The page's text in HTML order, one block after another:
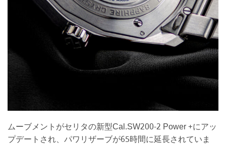
ムーブメントがセリタの新型Cal.SW200-2 Power +にアッ
プデートされ、パワリザーブが65時間に延長されていま